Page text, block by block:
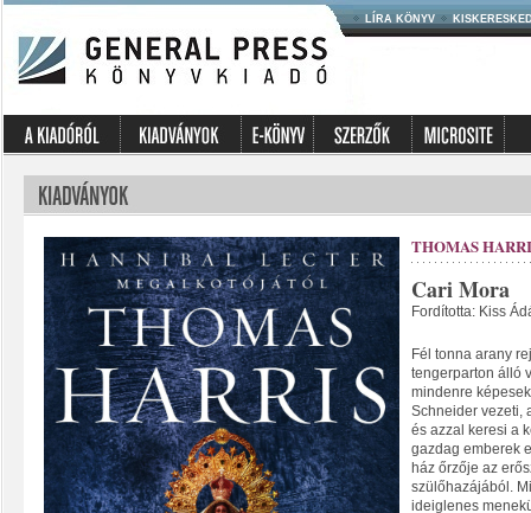
LÍRA KÖNYV
THOMAS
Cari Mora
Fordította: Kiss
Fél tonna arany
tengerparton álló
mindenre
Schneider vezeti,
és azzal keresi a
gazdag emberek
ház őrzője az
szülőhazájából.
ideiglenes